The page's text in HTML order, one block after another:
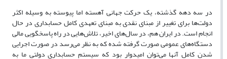
در سه دهه گذشته، یک حرکت جهانی آهسته اما پیوسته به وسیله اکثر
دولت‌ها برای تغییر از مبنای نقدی به مبنای تعهدی کامل حسابداری در حال
انجام است. در ایران هم، در سال‌های اخیر، تلاش‌هایی در راه پاسخگویی مالی
دستگاه‌های عمومی صورت گرفته شده که به نظر می‌رسد در صورت اجرایی
شدن کامل آنها می‌توان امیدوار بود که سیستم حسابداری دولتی ما به